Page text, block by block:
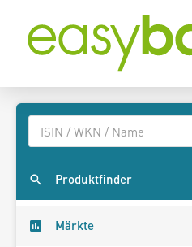
Produktfinder
Märkte